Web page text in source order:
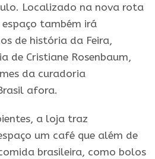
. Localizado na nova rota
também irá
de história da Feira,
de Cristiane Rosenbaum,
da curadoria
afora.
a loja traz
um café que além de
brasileira, como bolos